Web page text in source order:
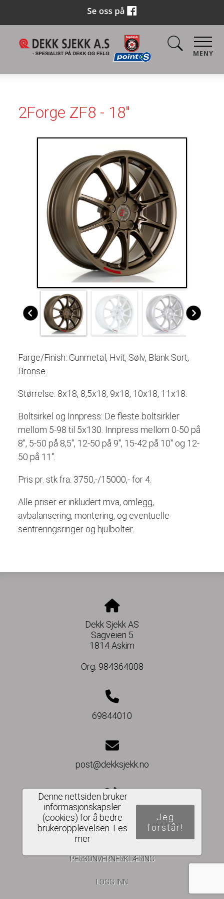
MENY
2Forge ZF8 - 18"
Farge/Finish: Gunmetal, Hvit, Sølv, Blank Sort,
Bronse.
Størrelse: 8x18, 8,5x18, 9x18, 10x18, 11x18.
Boltsirkel og Innpress: De fleste boltsirkler
mellom 5-98 til 5x130. Innpress mellom 0-50 på
8", 5-50 på 8,5", 12-50 på 9", 15-42 på 10" og 12-
50 på 11".
Pris pr. stk fra: 3750,-/15000,- for 4.
Alle priser er inkludert mva, omlegg,
avbalansering, montering, og eventuelle
sentreringsringer og hjulbolter.
Dekk Sjekk AS
Sagveien 5
1814 Askim
Org. 984364008
69844010
post@dekksjekk.no
Del nettside
Denne nettsiden bruker
informasjonskapsler
(cookies) for å bedre
brukeropplevelsen. Les
mer
Jeg
forstår!
PERSONVERNERKLÆRING
LOGG INN